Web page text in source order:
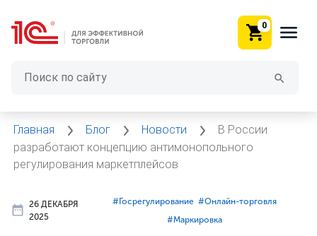
0
Главная Блог Новости
В России
разработают концепцию антимонопольного
регулирования маркетплейсов
26 ДЕКАБРЯ
2025
#⁣Госрегулирование #⁣Онлайн-торговля
#⁣Маркировка